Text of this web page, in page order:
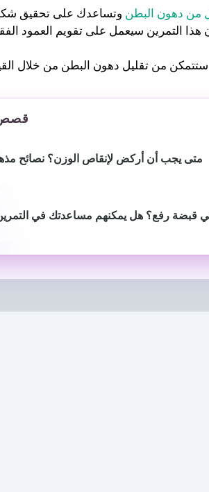
من دهون البطن وتساعدك على تحقيق
متى يجب أن أركض لإنقاص الوزن؟ نصائح
قبضة رفع؟ هل يمكنهم مساعدتك في